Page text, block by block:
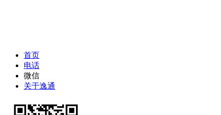
首页
电话
微信
关于逸通